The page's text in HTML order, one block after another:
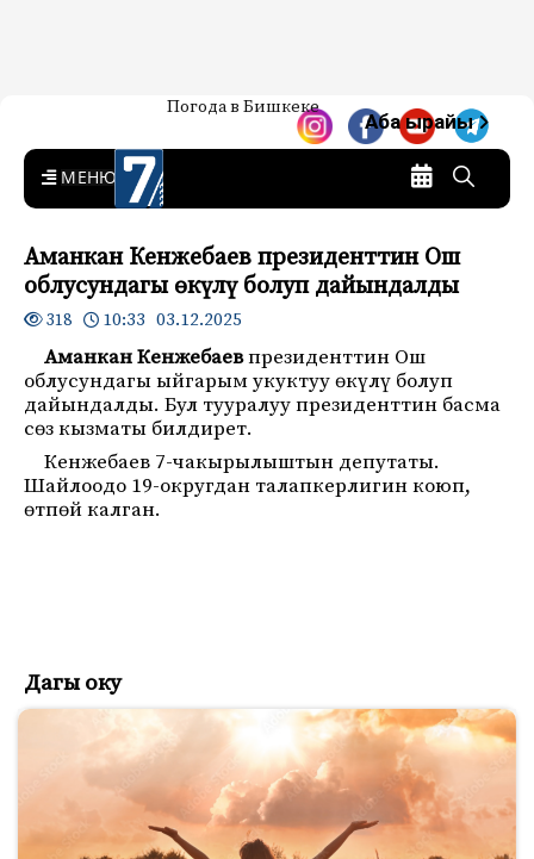
7-канал. Жаңылыктар —
Кыргызстан
Жаңылыктар — Кыргызстан
Погода в Бишкеке
Аба ырайы
MENU
Аманкан Кенжебаев президенттин Ош
облусундагы өкүлү болуп дайындалды
318 10:33 03.12.2025
Аманкан Кенжебаевпрезиденттин Ош
облусундагы ыйгарым укуктуу өкүлү болуп
дайындалды. Бул тууралуу президенттин басма
сөз кызматы билдирет.
Кенжебаев 7-чакырылыштын депутаты.
Шайлоодо 19-округдан талапкерлигин коюп,
өтпөй калган.
Дагы оку